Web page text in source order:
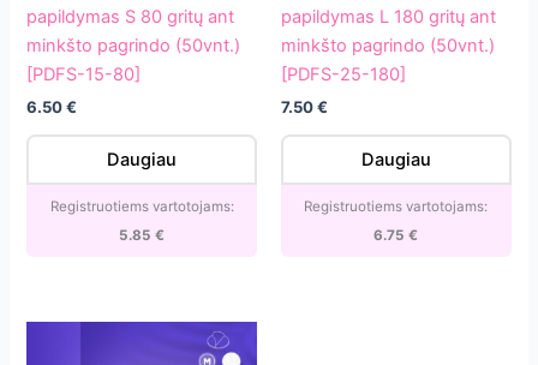
papildymas
S
80
gritų
pagrindo
80]
papildymas S 80 gritų ant
minkšto pagrindo (50vnt.)
[PDFS-15-80]
6.50€
Daugiau
Registruotiems vartotojams:
5.85€
papildymas
L
180
gritų
pagrindo
papildymas L 180 gritų ant
minkšto pagrindo (50vnt.)
[PDFS-25-180]
7.50€
Daugiau
Registruotiems vartotojams:
6.75€